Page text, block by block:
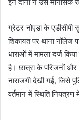
इन दोनों ने उसे मानसिक
ग्रेटर नोएडा के एडीसीपी
शिकायत पर थाना नॉलेज
धाराओं में मामला दर्ज
है। छात्रा के परिजनों और
नाराजगी देखी गई, जिसे
वर्तमान में स्थिति